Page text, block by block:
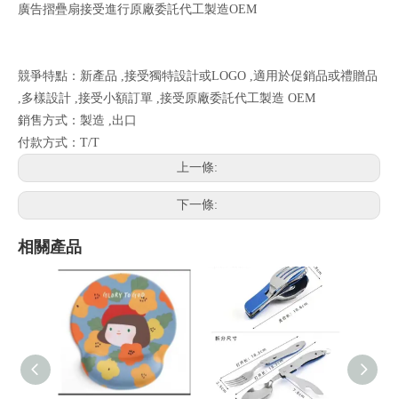
廣告摺疊扇接受進行原廠委託代工製造OEM
競爭特點：新產品 ,接受獨特設計或LOGO ,適用於促銷品或禮贈品
,多樣設計 ,接受小額訂單 ,接受原廠委託代工製造 OEM
銷售方式：製造 ,出口
付款方式：T/T
上一條:
下一條:
相關產品